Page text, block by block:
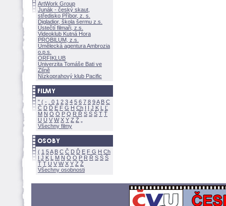
ArtWork Group
Junák - český skaut,
středisko Příbor, z. s.
Digladior, škola šermu z.s.
Ústečtí filmaři, z.s.
Videoklub Kutná Hora
PROBILUM, z.s.
Umělecká agentura Ambrozia
o.p.s.
ORFIKLUB
Univerzita Tomáše Bati ve
Zlíně
Nízkoprahový klub Pacific
" ( - 0 1 2 3 4 5 6 7 8 9A B C
Č D Ď E F G H Ch I Í J K L
Ľ
M N O Ó P Q R Ř S Ś T Ť
U Ú V W X Y Z
Všechny filmy
( 1 5A B C Č D Ď E F G H Ch
I J K L M N Ó O P R Ř S Ś
Ť T U V W X Y Z
Všechny osobnosti